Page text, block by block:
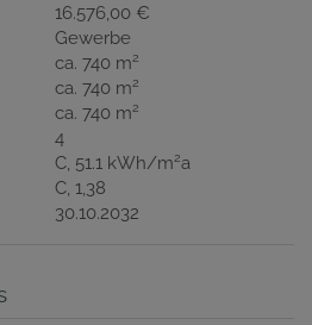
16.576,00 €
Gewerbe
ca. 740 m2
ca. 740 m2
ca. 740 m2
4
C, 51.1 kWh/m2a
C, 1,38
30.10.2032